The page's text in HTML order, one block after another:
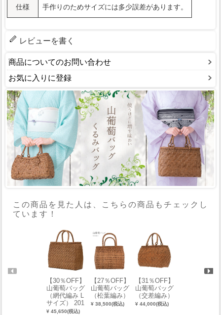
仕様 手作りのためサイズには多少誤差があります。
レビューを書く
商品についてのお問い合わせ
お気に入りに登録
この商品を見た人は、こちらの商品もチェックし
ています！
【30％OFF】
山葡萄バッグ
（網代編み L
サイズ） 201
7-00147-W-Y
¥ 45,650(税込)
【27％OFF】
山葡萄バッグ
（松葉編み）
¥ 38,500(税込)
【31％OFF】
山葡萄バッグ
（交差編み）
¥ 44,000(税込)